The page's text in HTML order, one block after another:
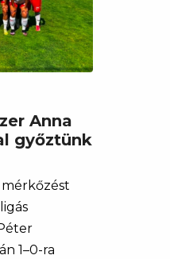
Anna
győztünk
1–0-ra